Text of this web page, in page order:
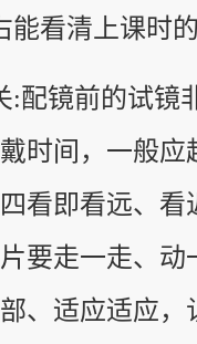
能看清上课时
镜前的试镜
时间，一般应
看即看远、看
要走一走、动
、适应适应，